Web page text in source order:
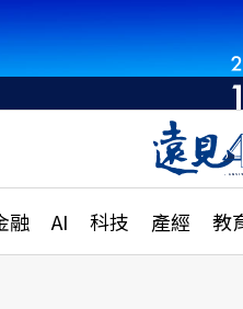
融 AI 科技 產經 教
國際
特輯
大學
縣市